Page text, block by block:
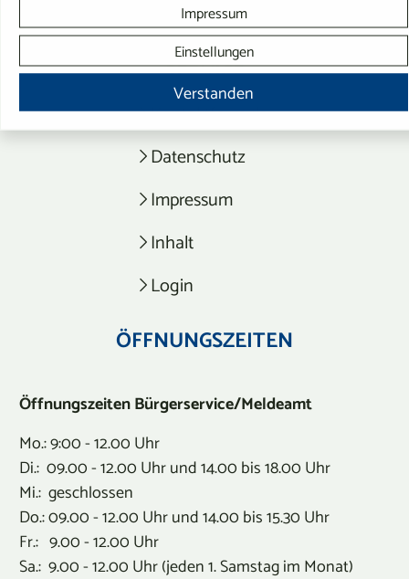
Impressum
Einstellungen
Verstanden
Tourismus
SERVICE
Kontaktformular
Datenschutz
Impressum
Inhalt
Login
ÖFFNUNGSZEITEN
Öffnungszeiten Bürgerservice/Meldeamt
Mo.: 9:00 - 12.00 Uhr
Di.: 09.00 - 12.00 Uhr und 14.00 bis 18.00 Uhr
Mi.: geschlossen
Do.: 09.00 - 12.00 Uhr und 14.00 bis 15.30 Uhr
Fr.: 9.00 - 12.00 Uhr
Sa.: 9.00 - 12.00 Uhr (jeden 1. Samstag im Monat)